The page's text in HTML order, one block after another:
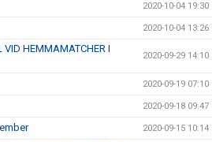
2020-10-04 19:30
2020-10-04 13:26
VID HEMMAMATCHER I
2020-09-29 14:10
2020-09-19 07:10
2020-09-18 09:47
2020-09-15 10:14